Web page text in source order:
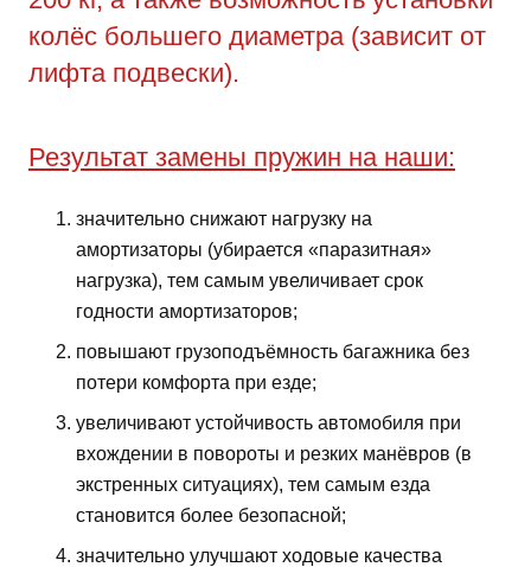
колёс большего диаметра (зависит от
лифта подвески).
Результат замены пружин на наши:
значительно снижают нагрузку на
амортизаторы (убирается «паразитная»
нагрузка), тем самым увеличивает срок
годности амортизаторов;
повышают грузоподъёмность багажника без
потери комфорта при езде;
увеличивают устойчивость автомобиля при
вхождении в повороты и резких манёвров (в
экстренных ситуациях), тем самым езда
становится более безопасной;
значительно улучшают ходовые качества